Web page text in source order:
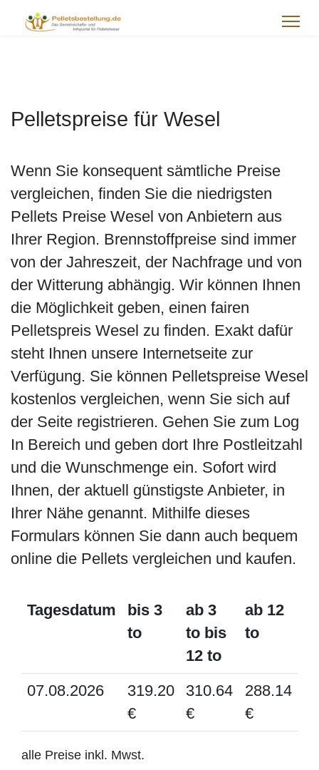
Pelletspreise für Wesel
Wenn Sie konsequent sämtliche Preise
vergleichen, finden Sie die niedrigsten
Pellets Preise Wesel von Anbietern aus
Ihrer Region. Brennstoffpreise sind immer
von der Jahreszeit, der Nachfrage und von
der Witterung abhängig. Wir können Ihnen
die Möglichkeit geben, einen fairen
Pelletspreis Wesel zu finden. Exakt dafür
steht Ihnen unsere Internetseite zur
Verfügung. Sie können Pelletspreise Wesel
kostenlos vergleichen, wenn Sie sich auf
der Seite registrieren. Gehen Sie zum Log
In Bereich und geben dort Ihre Postleitzahl
und die Wunschmenge ein. Sofort wird
Ihnen, der aktuell günstigste Anbieter, in
Ihrer Nähe genannt. Mithilfe dieses
Formulars können Sie dann auch bequem
online die Pellets vergleichen und kaufen.
Tagesdatum
bis 3
to
ab 3
to bis
12 to
ab 12
to
07.08.2026
319.20
€
310.64
€
288.14
€
alle Preise inkl. Mwst.